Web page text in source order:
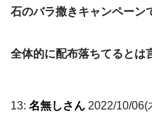
石のバラ撒きキャンペーン
全体的に配布落ちてるとは
13: 名無しさん 2022/10/06(